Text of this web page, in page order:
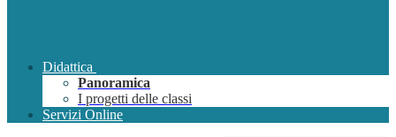
Didattica
Panoramica
I progetti delle classi
Servizi Online